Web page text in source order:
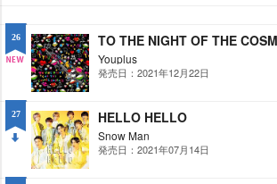
26
W
Youplus
発売日：2021年12月22日
27
WN
HELLO HELLO
Snow Man
発売日：2021年07月14日